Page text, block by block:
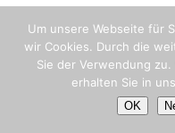
Um unsere Webseite für
wir Cookies. Durch die
Sie der Verwendung
erhalten Sie in
OK